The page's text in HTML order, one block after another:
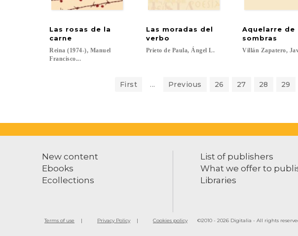
Las rosas de la
carne
Reina (1974-), Manuel
Francisco...
Las moradas del
verbo
Prieto de Paula, Ángel L.
Aquelarre de
sombras
Villán Zapatero,
First ... Previous 26 27 28 29
New content
Ebooks
Ecollections
List of publishers
What we offer to
Libraries
Terms of use Privacy Policy Cookies policy ©2010 - 2026 Digitalia - All rights